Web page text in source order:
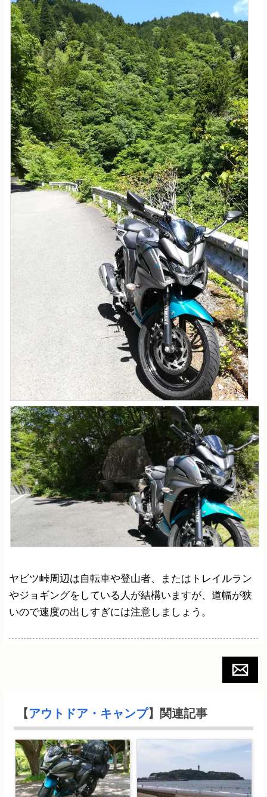
ヤビツ峠周辺は自転車や登山者、またはトレイルラン
やジョギングをしている人が結構いますが、道幅が狭
いので速度の出しすぎには注意しましょう。
【アウトドア・キャンプ】関連記事